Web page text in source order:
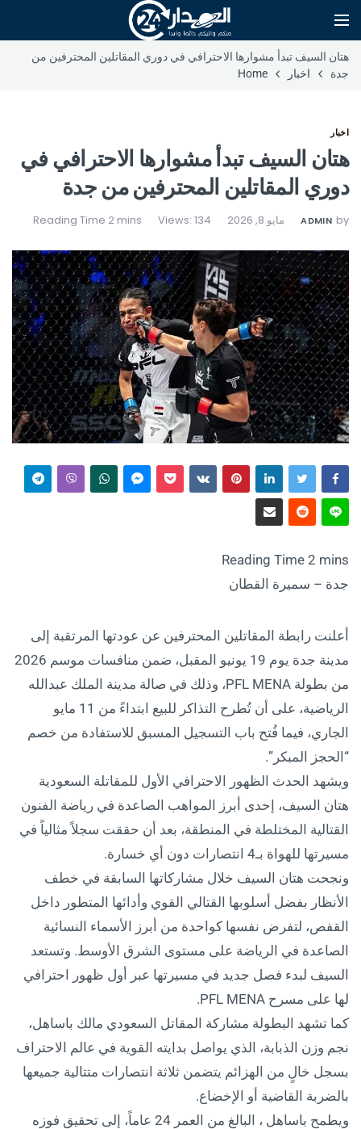
هتان السيف تبدأ مشوارها الاحترافي في دوري المقاتلين المحترفين من
جدة
اخبار Home
اخبار
هتان السيف تبدأ مشوارها الاحترافي في
دوري المقاتلين المحترفين من جدة
by
ADMIN مايو 8, 2026 Views: 134
جدة – سميرة القطان
أعلنت رابطة المقاتلين المحترفين عن عودتها المرتقبة إلى
مدينة جدة يوم 19 يونيو المقبل، ضمن منافسات موسم 2026
من بطولة PFL MENA، وذلك في صالة مدينة الملك عبدالله
الرياضية، على أن تُطرح التذاكر للبيع ابتداءً من 11 مايو
الجاري، فيما فُتح باب التسجيل المسبق للاستفادة من خصم
“الحجز المبكر”.
ويشهد الحدث الظهور الاحترافي الأول للمقاتلة السعودية
هتان السيف، إحدى أبرز المواهب الصاعدة في رياضة الفنون
القتالية المختلطة في المنطقة، بعد أن حققت سجلاً مثالياً في
مسيرتها للهواة بـ4 انتصارات دون أي خسارة.
ونجحت هتان السيف خلال مشاركاتها السابقة في خطف
الأنظار بفضل أسلوبها القتالي القوي وأدائها المتطور داخل
القفص، لتفرض نفسها كواحدة من أبرز الأسماء النسائية
الصاعدة في الرياضة على مستوى الشرق الأوسط. وتستعد
السيف لبدء فصل جديد في مسيرتها عبر أول ظهور احترافي
لها على مسرح PFL MENA.
كما تشهد البطولة مشاركة المقاتل السعودي مالك باساهل،
نجم وزن الذبابة، الذي يواصل بدايته القوية في عالم الاحتراف
بسجل خالٍ من الهزائم يتضمن ثلاثة انتصارات متتالية جميعها
بالضربة القاضية أو الإخضاع.
ويطمح باساهل ، البالغ من العمر 24 عاماً، إلى تحقيق فوزه